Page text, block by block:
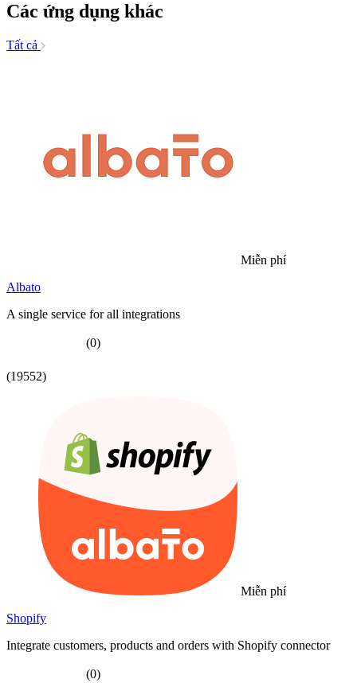
Các ứng dụng khác
Tất cả
Miễn phí
Albato
A single service for all integrations
(0)
(19552)
Miễn phí
Shopify
Integrate customers, products and orders with Shopify connector
(0)